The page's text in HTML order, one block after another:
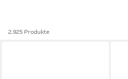
2.925 Produkte